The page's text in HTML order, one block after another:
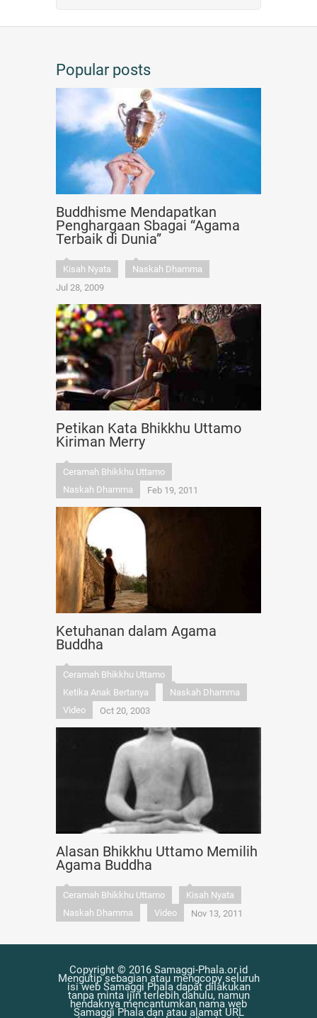
Popular posts
Buddhisme Mendapatkan
Penghargaan Sbagai “Agama
Terbaik di Dunia”
Kisah Nyata
Naskah Dhamma
Jul 28, 2009
Petikan Kata Bhikkhu Uttamo
Kiriman Merry
Ceramah Bhikkhu Uttamo
Naskah Dhamma
Feb 19, 2011
Ketuhanan dalam Agama
Buddha
Ceramah Bhikkhu Uttamo
Ketika Anak Bertanya
Naskah Dhamma
Video
Oct 20, 2003
Alasan Bhikkhu Uttamo Memilih
Agama Buddha
Ceramah Bhikkhu Uttamo
Kisah Nyata
Naskah Dhamma
Video Nov 13, 2011
Copyright © 2016 Samaggi-Phala.or.id
Mengutip sebagian atau mengcopy seluruh
isi web Samaggi Phala dapat dilakukan
tanpa minta ijin terlebih dahulu, namun
hendaknya mencantumkan nama web
Samaggi Phala dan atau alamat URL